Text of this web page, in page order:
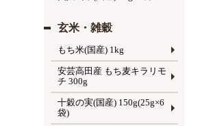
玄米・雑穀
もち米(国産) 1kg
安芸高田産 もち麦キラリモ
チ 300g
十穀の実(国産) 150g(25g×6
袋)